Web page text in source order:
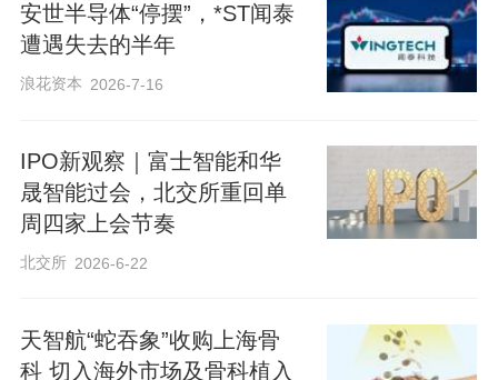
安世半导体“停摆”，*ST闻泰
遭遇失去的半年
浪花资本 2026-7-16
IPO新观察｜富士智能和华
晟智能过会，北交所重回单
周四家上会节奏
北交所 2026-6-22
天智航“蛇吞象”收购上海骨
科 切入海外市场及骨科植入